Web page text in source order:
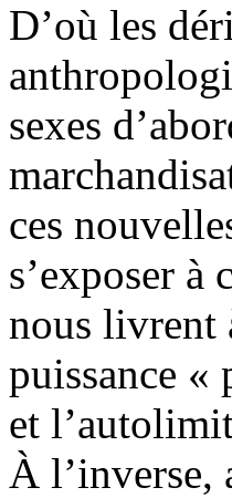
D’où les
sexes
ces
s’exposer à
nous livrent
puissance «
et
À l’inverse,